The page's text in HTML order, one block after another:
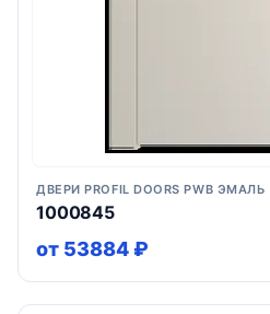
ДВЕРИ PROFIL DOORS PWB ЭМАЛЬ
1000845
от 53884 ₽